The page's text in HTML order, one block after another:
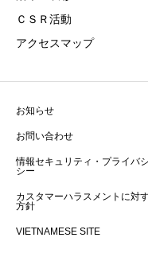
ＣＳＲ活動
アクセスマップ
お知らせ
お問い合わせ
情報セキュリティ・プライバ
シー
カスタマーハラスメントに対
方針
VIETNAMESE SITE